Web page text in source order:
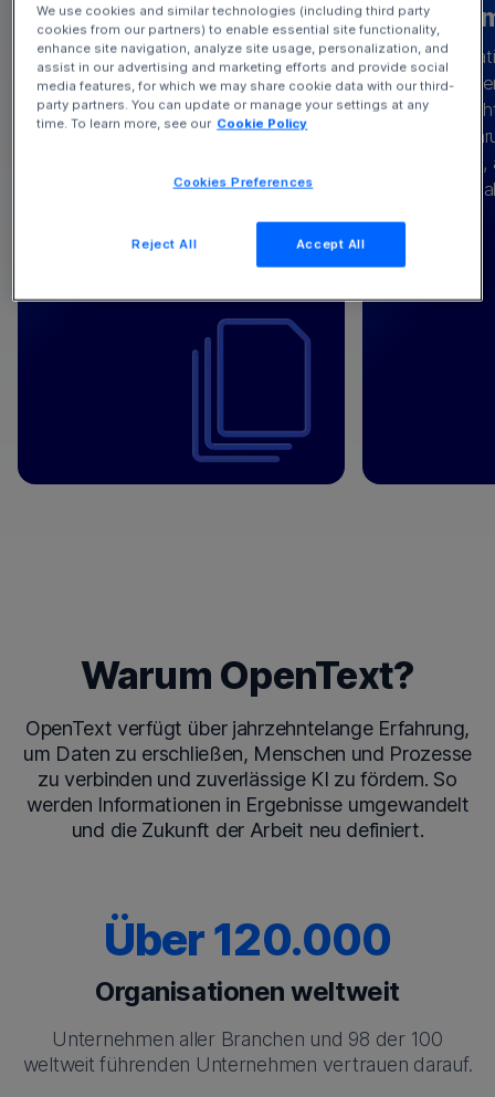
Machen Sie sich
bereit für KI
Mit unseren Technologien und
Dienstleistungen unterstützen wir
Gewährleistung von Governance
sowie der Nutzung integrierter
Schutzmaßnahmen und
Indem wir die richtigen Daten aus
den richtigen Systemen
Engine
mit wichtigen
Integrationen, indem wir
Datensätze aus Anwendungen
und Clouds zusammenführen,
darunter CRM, ERP, Lieferkette,
Content Management und mehr.
⟶
KI
– in den
für Ihr
kann
Warum OpenText?
OpenText verfügt über jahrzehntelange Erfahrung,
um Daten zu erschließen, Menschen und Prozesse
zu verbinden und zuverlässige KI zu fördern. So
werden Informationen in Ergebnisse umgewandelt
und die Zukunft der Arbeit neu definiert.
Über 120.000
Organisationen weltweit
Unternehmen aller Branchen und 98 der 100
weltweit führenden Unternehmen vertrauen darauf.
We use cookies and similar technologies (including third party
cookies from our partners) to enable essential site functionality,
enhance site navigation, analyze site usage, personalization, and
assist in our advertising and marketing efforts and provide social
media features, for which we may share cookie data with our third-
party partners. You can update or manage your settings at any
time. To learn more, see our Cookie Policy
Cookies Preferences
Reject All Accept All